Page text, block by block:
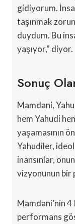
gidiyorum.
taşınmak
duydum. Bu
yaşıyor,” diyor.
Sonuç
Mamdani,
hem Yahudi
yaşamasının
Yahudiler,
inansınlar,
vizyonunun bir
Mamdani’nin 4
performans